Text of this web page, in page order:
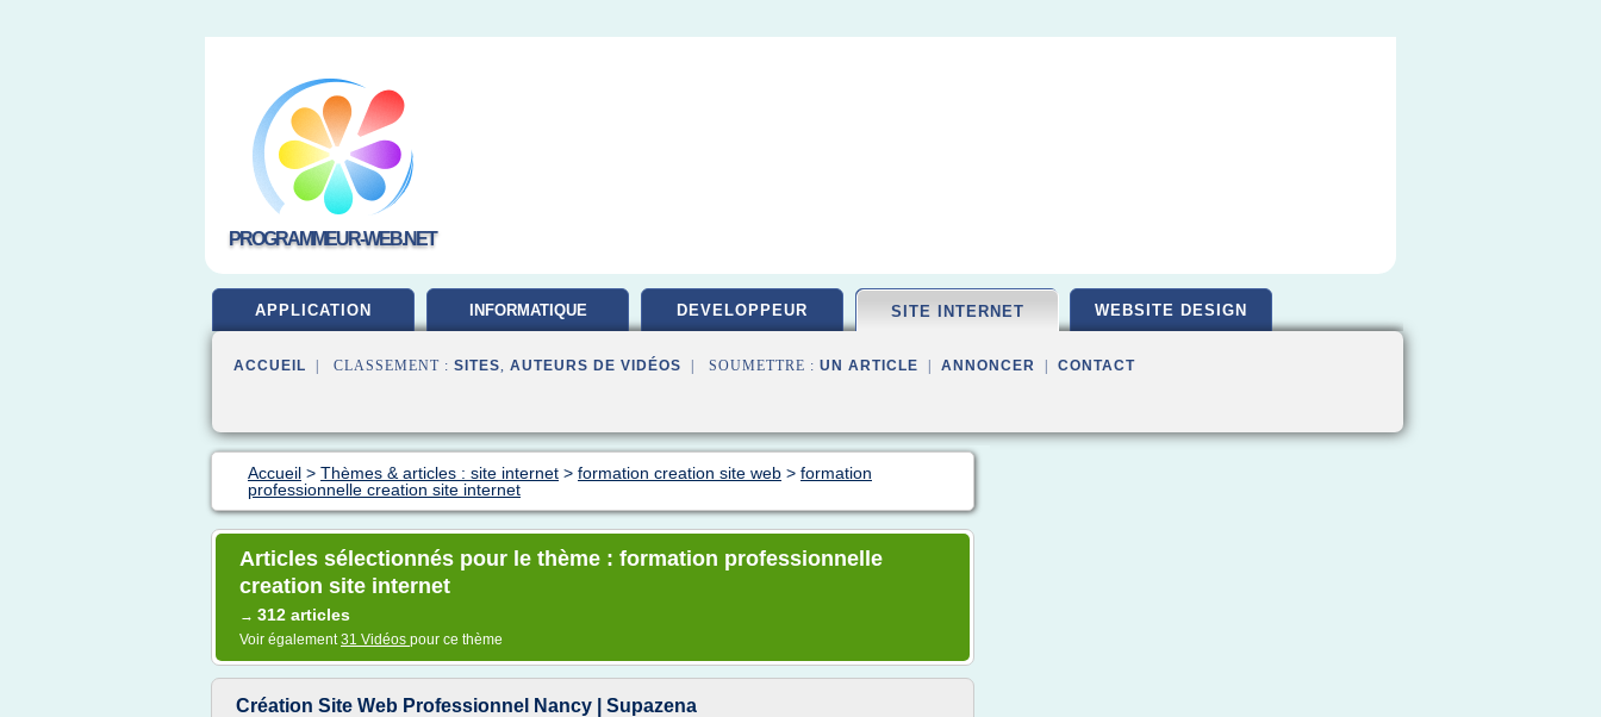
PROGRAMMEUR-WEB.NET
APPLICATION INFORMATIQUE DEVELOPPEUR SITE INTERNET WEBSITE DESIGN
ACCUEIL | CLASSEMENT : SITES, AUTEURS DE VIDÉOS | SOUMETTRE : UN ARTICLE ANNONCER CONTACT
Accueil > Thèmes & articles : site internet > formation creation site web > formation
professionnelle creation site internet
Articles sélectionnés pour le thème : formation professionnelle
creation site internet
→ 312 articles
Voir également31 Vidéos pour ce thème
Création Site Web Professionnel Nancy | Supazena